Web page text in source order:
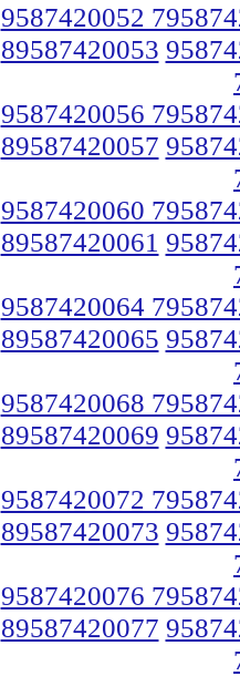
9587420052
89587420053
9587420056
89587420057
9587420060
89587420061
9587420064
89587420065
9587420068
89587420069
9587420072
89587420073
9587420076
89587420077